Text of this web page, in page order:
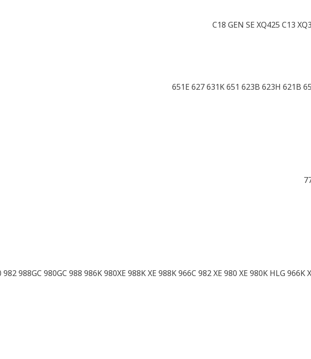
C18 GEN SE XQ425 C13
651E 627 631K 651 623B 623H 621B
988GC 980GC 988 986K 980XE 988K XE 988K 966C 982 XE 980 XE 980K HLG 966K